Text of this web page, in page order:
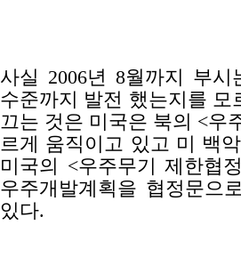
사실 2006년 8월까지 부
수준까지 발전 했는지를
끄는 것은 미국은 북의 <우
르게 움직이고 있고 미 백
미국의 <우주무기 제한협
우주개발계획을 협정문으
있다.